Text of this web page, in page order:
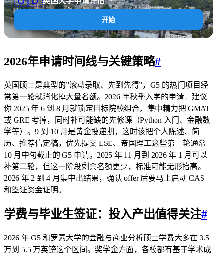
开始
2026年申请时间线与关键策略#
英国硕士是典型的”滚动录取、先到先得”，G5 的热门项目经
常第一轮就消化掉大量名额。2026 年秋季入学的申请，建议
你 2025 年 6 到 8 月就锁定目标院校组合，集中精力把 GMAT
或 GRE 考掉，同时补可能缺的先修课（Python 入门、金融数
学等）。9 到 10 月是黄金投递期，这时该把个人陈述、简
历、推荐信定稿，优先提交 LSE、帝国理工这些第一轮通常
10 月中旬截止的 G5 申请。2025 年 11 月到 2026 年 1 月可以
补第二轮，但这一阶段剩余名额更少，标准可能无形抬高。
2026 年 2 到 4 月集中出结果，确认 offer 后要马上启动 CAS
和签证资金证明。
学费与毕业生签证：投入产出值得关注#
2026 年 G5 和罗素大学的金融与商业分析硕士学费大多在 3.5
万到 5.5 万英镑这个区间。奖学金方面，各校都有基于学术成